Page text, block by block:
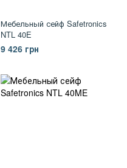
Мебельный сейф Safetronics
NTL 40E
9 426 грн